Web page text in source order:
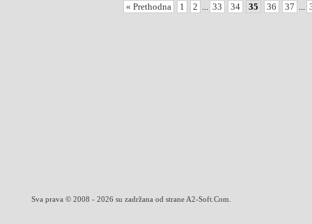
« Prethodna 1 2 ... 33 34 35 36 37 ...
Sva prava © 2008 - 2026 su zadržana od strane A2-Soft.Com.